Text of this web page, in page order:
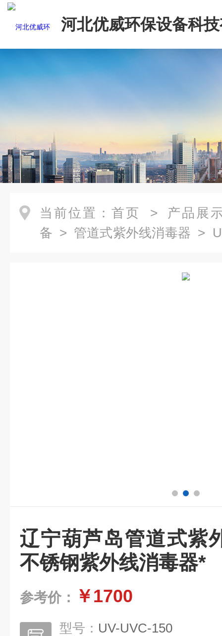
河北优威环保设备科
司
当前位置： 首页 > 产品展
备 > 管道式紫外线消毒器 >
辽宁葫芦岛管道式紫
不锈钢紫外线消毒器*
参考价： ￥1700
型号： UV-UVC-150